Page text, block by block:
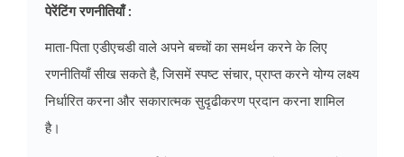
पेरेंटिंग रणनीतियाँ :
माता-पिता एडीएचडी वाले अपने बच्चों का समर्थन करने के लिए
रणनीतियाँ सीख सकते है, जिसमें स्पष्ट संचार, प्राप्त करने योग्य लक्ष्य
निर्धारित करना और सकारात्मक सुदृढीकरण प्रदान करना शामिल
है।